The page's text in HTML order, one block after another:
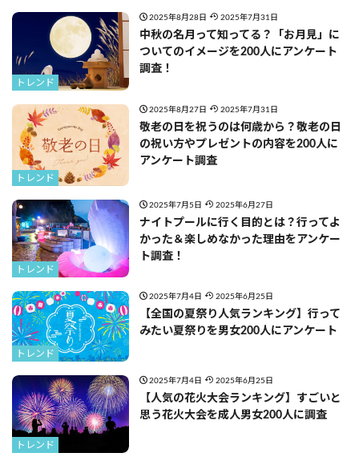
トレンド
2025年8月28日 2025年7月31日
中秋の名月って知ってる？「お月見」に
ついてのイメージを200人にアンケート
調査！
トレンド
2025年8月27日 2025年7月31日
敬老の日を祝うのは何歳から？敬老の日
の祝い方やプレゼントの内容を200人に
アンケート調査
トレンド
2025年7月5日 2025年6月27日
ナイトプールに行く目的とは？行ってよ
かった＆楽しめなかった理由をアンケー
ト調査！
トレンド
2025年7月4日 2025年6月25日
【全国の夏祭り人気ランキング】行って
みたい夏祭りを男女200人にアンケート
トレンド
2025年7月4日 2025年6月25日
【人気の花火大会ランキング】すごいと
思う花火大会を成人男女200人に調査